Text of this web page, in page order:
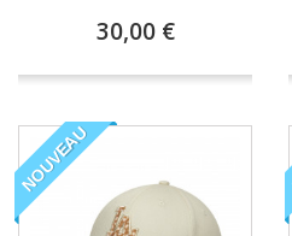
30,00 €
NOUVEAU